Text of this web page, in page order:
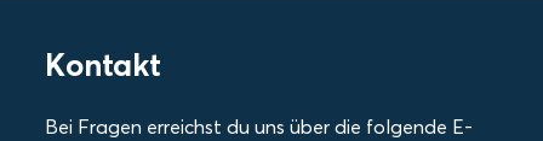
Kontakt
Bei Fragen erreichst du uns über die folgende E-